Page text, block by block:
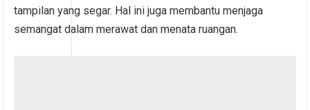
tampilan yang segar. Hal ini juga membantu menjaga
semangat dalam merawat dan menata ruangan.